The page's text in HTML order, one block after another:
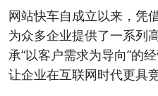
网站快车自成立以来，凭
为众多企业提供了一系列
承“以客户需求为导向”的
让企业在互联网时代更具